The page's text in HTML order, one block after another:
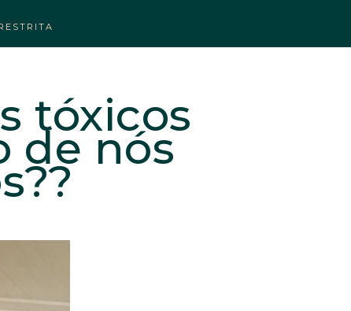
tóxicos
de nós